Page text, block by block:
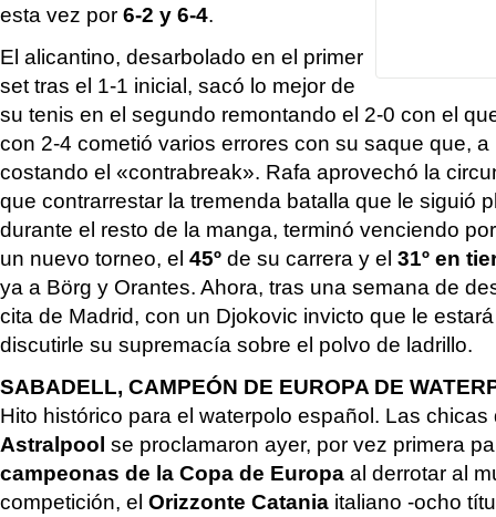
esta vez por 6-2 y 6-4.
El alicantino, desarbolado en el primer
set tras el 1-1 inicial, sacó lo mejor de
su tenis en el segundo remontando el 2-0 con el
con 2-4 cometió varios errores con su saque que,
costando el «contrabreak». Rafa aprovechó la
que contrarrestar la tremenda batalla que le siguió
durante el resto de la manga, terminó venciendo
un nuevo torneo, el 45º de su carrera y el 31º en
ya a Börg y Orantes. Ahora, tras una semana de
cita de Madrid, con un Djokovic invicto que le
discutirle su supremacía sobre el polvo de ladrillo.
SABADELL, CAMPEÓN DE EUROPA DE
Hito histórico para el waterpolo español. Las
Astralpool se proclamaron ayer, por vez primera
campeonas de la Copa de Europa al derrotar al
competición, el Orizzonte Catania italiano -ocho